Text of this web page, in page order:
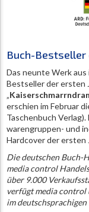
Buch-Bestseller
Das neunte Werk
Bestseller der ersten
„
erschien im Februar
Taschenbuch
warengruppen- und
Hardcover der ersten
Die deutschen Buch-
media control
über 9.000
verfügt media control
im deutschsprachigen